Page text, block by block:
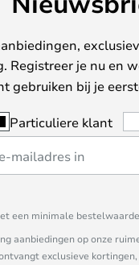
Registreer je nu en
gebruiken bij je
Particuliere klant
een minimale
aanbiedingen op onze
exclusieve